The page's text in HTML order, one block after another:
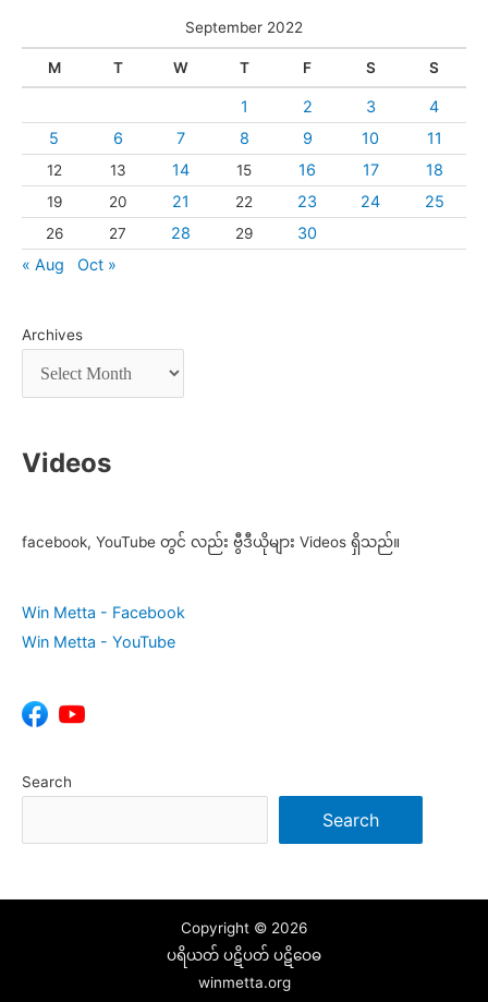
September 2022
M T W T F S S
1 2 3
4
5
6 7 8 9 10 11
12 13 14 15 16 17 18
19 20 21 22 23 24 25
26 27 28 29
30
« Aug
Oct »
Archives
Videos
facebook, YouTube တွင် လည်း ဗွီဒီယိုများ Videos ရှိသည်။
Win Metta - Facebook
Win Metta - YouTube
Search
Search
Copyright © 2026
ပရိယတ် ပဋိပတ် ပဋိဝေဓ
winmetta.org